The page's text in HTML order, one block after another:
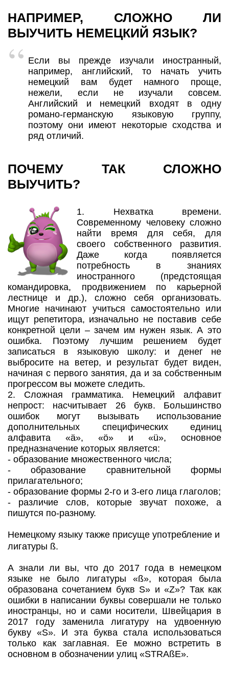
НАПРИМЕР, СЛОЖНО ЛИ
ВЫУЧИТЬ НЕМЕЦКИЙ ЯЗЫК?
Если вы прежде изучали иностранный,
например, английский, то начать учить
немецкий вам будет намного проще,
нежели, если не изучали совсем.
Английский и немецкий входят в одну
романо-германскую языковую группу,
поэтому они имеют некоторые сходства и
ряд отличий.
ПОЧЕМУ ТАК СЛОЖНО
ВЫУЧИТЬ?
1. Нехватка времени.
Современному человеку сложно
найти время для себя, для
своего собственного развития.
Даже когда появляется
потребность в знаниях
иностранного (предстоящая
командировка, продвижением по карьерной
лестнице и др.), сложно себя организовать.
Многие начинают учиться самостоятельно или
ищут репетитора, изначально не поставив себе
конкретной цели – зачем им нужен язык. А это
ошибка. Поэтому лучшим решением будет
записаться в языковую школу: и денег не
выбросите на ветер, и результат будет виден,
начиная с первого занятия, да и за собственным
прогрессом вы можете следить.
2. Сложная грамматика. Немецкий алфавит
непрост: насчитывает 26 букв. Большинство
ошибок могут вызывать использование
дополнительных специфических единиц
алфавита «ä», «ö» и «ü», основное
предназначение которых является:
- образование множественного числа;
- образование сравнительной формы
прилагательного;
- образование формы 2-го и 3-его лица глаголов;
- различие слов, которые звучат похоже, а
пишутся по-разному.
Немецкому языку также присуще употребление и
лигатуры ß.
А знали ли вы, что до 2017 года в немецком
языке не было лигатуры «ß», которая была
образована сочетанием букв S» и «Z»? Так как
ошибки в написании буквы совершали не только
иностранцы, но и сами носители, Швейцария в
2017 году заменила лигатуру на удвоенную
букву «S». И эта буква стала использоваться
только как заглавная. Ее можно встретить в
основном в обозначении улиц «STRAßE».